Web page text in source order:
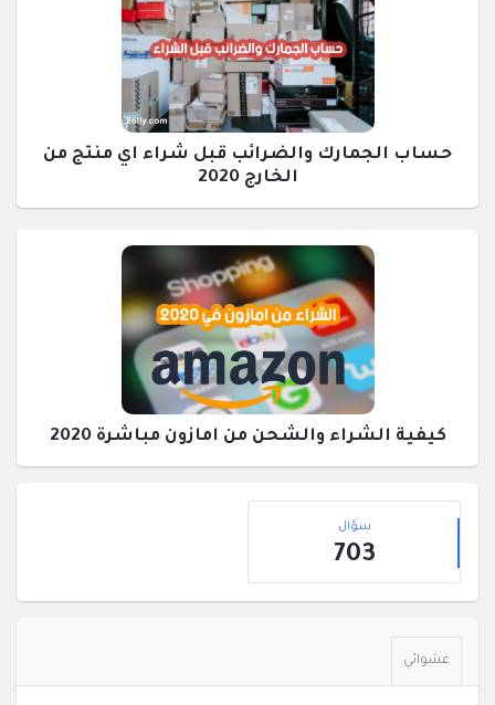
حساب الجمارك والضرائب قبل شراء اي منتج من
الخارج 2020
كيفية الشراء والشحن من امازون مباشرة 2020
القائمة
الجانبية
إحصائيات
سؤال
703
عشوائي